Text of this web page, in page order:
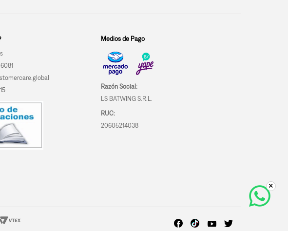
Medios de Pago
Razón Social:
LS BATWING S.R.L.
RUC:
20605214038